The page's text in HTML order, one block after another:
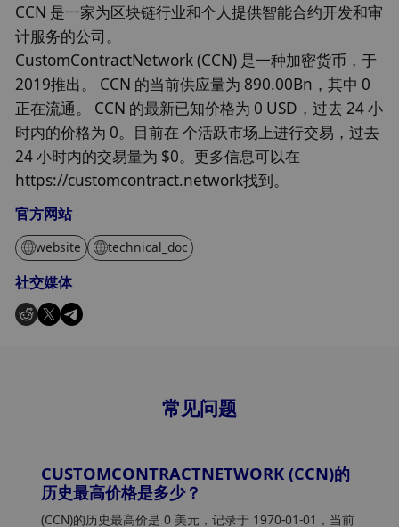
CCN 是一家为区块链行业和个人提供智能合约开发和审
计服务的公司。
CustomContractNetwork (CCN) 是一种加密货币，于
2019推出。 CCN 的当前供应量为 890.00Bn，其中 0
正在流通。 CCN 的最新已知价格为 0 USD，过去 24 小
时内的价格为 0。目前在 个活跃市场上进行交易，过去
24 小时内的交易量为 $0。更多信息可以在
https://customcontract.network找到。
官方网站
website technical_doc
社交媒体
常见问题
CUSTOMCONTRACTNETWORK (CCN)的
历史最高价格是多少？
(CCN)的历史最高价是 0 美元，记录于 1970-01-01，当前